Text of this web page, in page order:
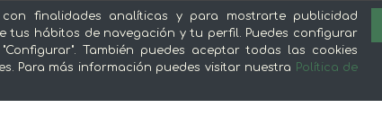
Sobre mentta
finalidades analíticas y para mostrarte publicidad
tus hábitos de navegación y tu perfil. Puedes configurar
También puedes aceptar todas las cookies
Para más información puedes visitar nuestra Política de